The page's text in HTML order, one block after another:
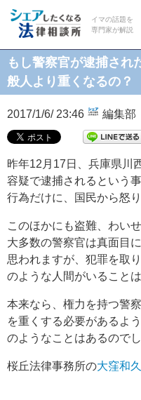
イマの話題を
専門家が解説
もし警察官が逮捕され
般人より重くなるの？
2017/1/6/ 23:46 編集部
昨年12月17日、兵庫県川
容疑で逮捕されるという
行為だけに、国民から怒
このほかにも盗難、わい
大多数の警察官は真面目
思われますが、犯罪を取
のような人間がいること
本来なら、権力を持つ警
を重くする必要があるよ
のようなことはあるので
桜丘法律事務所の大窪和久